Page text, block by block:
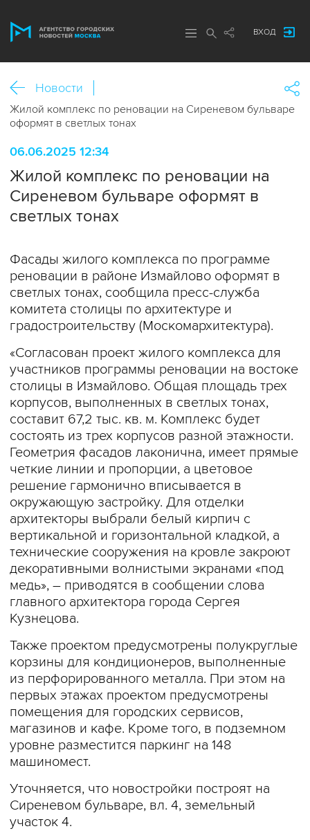
ВХОД
Новости
Жилой комплекс по реновации на Сиреневом бульваре
оформят в светлых тонах
06.06.2025 12:34
Жилой комплекс по реновации на
Сиреневом бульваре оформят в
светлых тонах
Фасады жилого комплекса по программе
реновации в районе Измайлово оформят в
светлых тонах, сообщила пресс-служба
комитета столицы по архитектуре и
градостроительству (Москомархитектура).
«Согласован проект жилого комплекса для
участников программы реновации на востоке
столицы в Измайлово. Общая площадь трех
корпусов, выполненных в светлых тонах,
составит 67,2 тыс. кв. м. Комплекс будет
состоять из трех корпусов разной этажности.
Геометрия фасадов лаконична, имеет прямые
четкие линии и пропорции, а цветовое
решение гармонично вписывается в
окружающую застройку. Для отделки
архитекторы выбрали белый кирпич с
вертикальной и горизонтальной кладкой, а
технические сооружения на кровле закроют
декоративными волнистыми экранами «под
медь», – приводятся в сообщении слова
главного архитектора города Сергея
Кузнецова.
Также проектом предусмотрены полукруглые
корзины для кондиционеров, выполненные
из перфорированного металла. При этом на
первых этажах проектом предусмотрены
помещения для городских сервисов,
магазинов и кафе. Кроме того, в подземном
уровне разместится паркинг на 148
машиномест.
Уточняется, что новостройки построят на
Сиреневом бульваре, вл. 4, земельный
участок 4.